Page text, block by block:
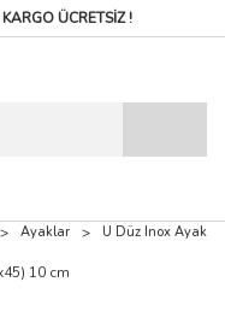
KARGO ÜCRETSİZ !
Ayaklar U Düz Inox Ayak